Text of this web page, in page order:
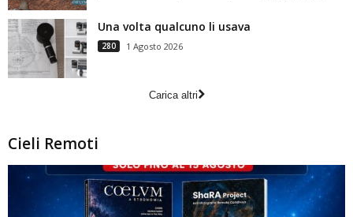
Una volta qualcuno li usava
280 1 Agosto 2026
Carica altri
Cieli Remoti